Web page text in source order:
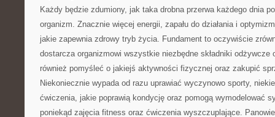
Każdy będzie zdumiony, jak taka drobna przerwa każdego dnia
organizm. Znacznie więcej energii, zapału do działania i
jakie zapewnia zdrowy tryb życia. Fundament to oczywiście
dostarcza organizmowi wszystkie niezbędne składniki odżywcze
również pomyśleć o jakiejś aktywności fizycznej oraz zakupić
Niekoniecznie wypada od razu uprawiać wyczynowo sporty,
ćwiczenia, jakie poprawią kondycję oraz pomogą wymodelować
poniekąd zajęcia fitness oraz ćwiczenia wyszczuplające.